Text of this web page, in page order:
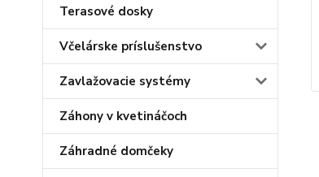
Terasové dosky
Včelárske príslušenstvo
Zavlažovacie systémy
Záhony v kvetináčoch
Záhradné domčeky